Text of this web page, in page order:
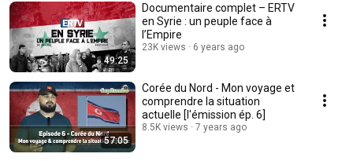
49:25
Documentaire complet – ERTV
en Syrie : un peuple face à
l’Empire
23K views 6 years ago
57:05
Corée du Nord - Mon voyage et
comprendre la situation
actuelle [l'émission ép. 6]
8.5K views 7 years ago